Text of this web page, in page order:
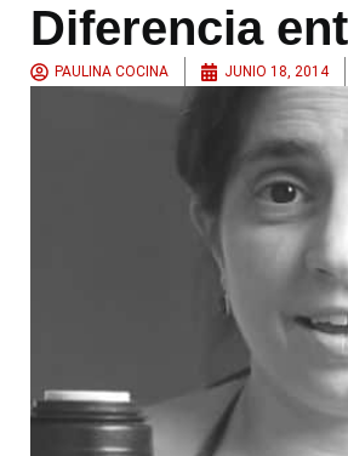
Diferencia
PAULINA COCINA JUNIO 18, 2014